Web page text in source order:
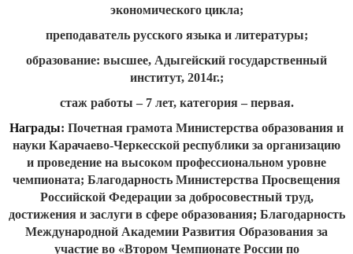
экономического цикла;
преподаватель русского языка и литературы;
образование: высшее, Адыгейский государственный
институт, 2014г.;
стаж работы – 7 лет, категория – первая.
Награды: Почетная грамота Министерства образования и
науки Карачаево-Черкесской республики за организацию
и проведение на высоком профессиональном уровне
чемпионата; Благодарность Министерства Просвещения
Российской Федерации за добросовестный труд,
достижения и заслуги в сфере образования; Благодарность
Международной Академии Развития Образования за
участие во «Втором Чемпионате России по